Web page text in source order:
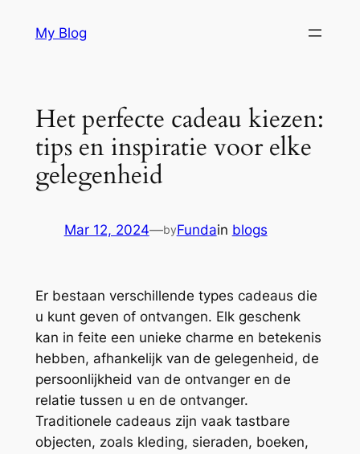
My Blog
Het perfecte cadeau kiezen:
tips en inspiratie voor elke
gelegenheid
Mar 12, 2024—byFundain blogs
Er bestaan verschillende types cadeaus die
u kunt geven of ontvangen. Elk geschenk
kan in feite een unieke charme en betekenis
hebben, afhankelijk van de gelegenheid, de
persoonlijkheid van de ontvanger en de
relatie tussen u en de ontvanger.
Traditionele cadeaus zijn vaak tastbare
objecten, zoals kleding, sieraden, boeken,